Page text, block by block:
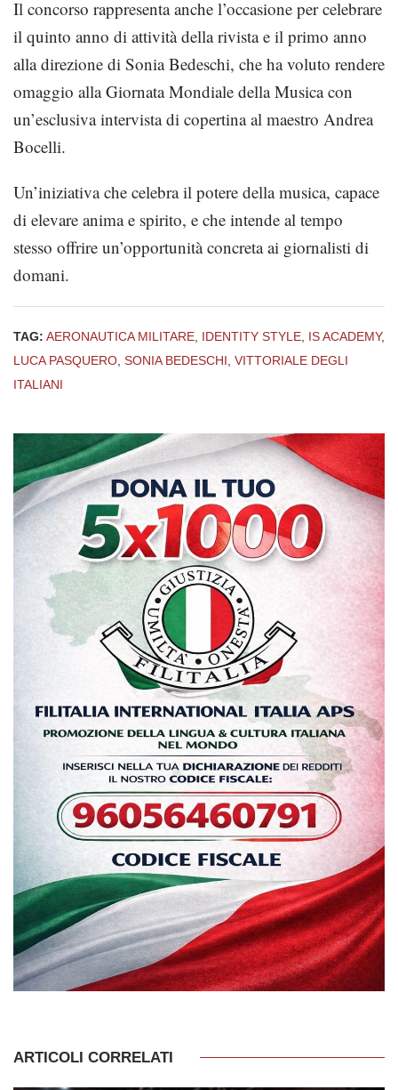
Il concorso rappresenta anche l’occasione per celebrare
il quinto anno di attività della rivista e il primo anno
alla direzione di Sonia Bedeschi, che ha voluto rendere
omaggio alla Giornata Mondiale della Musica con
un’esclusiva intervista di copertina al maestro Andrea
Bocelli.
Un’iniziativa che celebra il potere della musica, capace
di elevare anima e spirito, e che intende al tempo
stesso offrire un’opportunità concreta ai giornalisti di
domani.
TAG: AERONAUTICA MILITARE, IDENTITY STYLE, IS ACADEMY,
LUCA PASQUERO, SONIA BEDESCHI, VITTORIALE DEGLI
ITALIANI
ARTICOLI CORRELATI